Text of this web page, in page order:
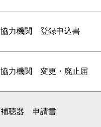
協力機関 登録申込書
協力機関 変更・廃止届
補聴器 申請書